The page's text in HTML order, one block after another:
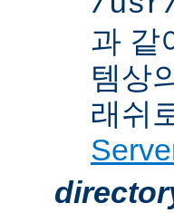
과 같
템상
래쉬